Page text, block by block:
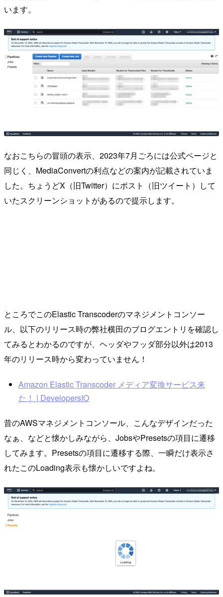
います。
なおこちらの冒頭の表示、2023年7月ごろには公式ページと
同じく、MediaConvertの利点などの案内が記載されていま
した。ちょうどX（旧Twitter）にポスト（旧ツイート）して
いたスクリーンショットがあるので提示します。
ところでこのElastic Transcoderのマネジメントコンソー
ル、以下のリリース時の弊社横田のブログエントリを確認し
てみるとわかるのですが、ヘッダやフッダ部分以外は2013
年のリリース時から変わっていません！
Amazon Elastic Transcoder メディア変換サービス来
た！ | DevelopersIO
昔のAWSマネジメントコンソール、こんなデザインだった
なぁ、などと懐かしみながら、JobsやPresetsの項目に遷移
してみます。Presetsの項目に遷移する際、一瞬だけ表示さ
れたこのLoading表示も懐かしいですよね。